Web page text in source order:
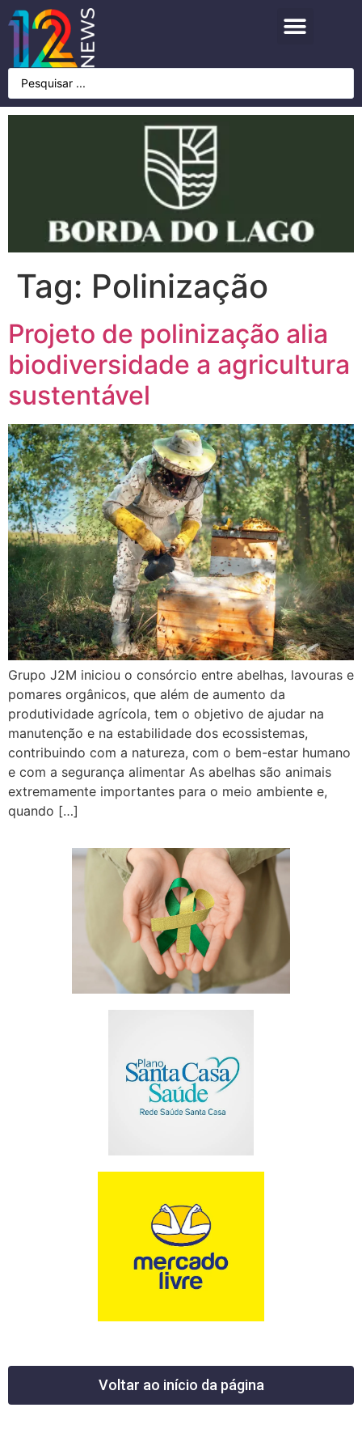
Tag: Polinização
Projeto de polinização alia
biodiversidade a agricultura
sustentável
Grupo J2M iniciou o consórcio entre abelhas, lavouras e
pomares orgânicos, que além de aumento da
produtividade agrícola, tem o objetivo de ajudar na
manutenção e na estabilidade dos ecossistemas,
contribuindo com a natureza, com o bem-estar humano
e com a segurança alimentar As abelhas são animais
extremamente importantes para o meio ambiente e,
quando […]
Voltar ao início da página